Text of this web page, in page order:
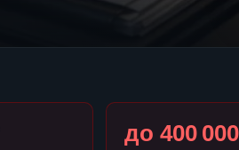
до 400